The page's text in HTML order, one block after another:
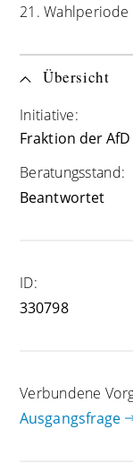
21. Wahlperiode
Übersicht
Initiative:
Fraktion der AfD
Beratungsstand:
Beantwortet
ID:
330798
Verbundene
Ausgangsfrage